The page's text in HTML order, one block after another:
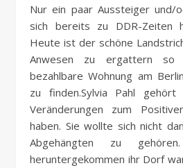
Nur ein paar Aussteiger und/
sich bereits zu DDR-Zeiten
Heute ist der schöne
Anwesen zu ergattern so
bezahlbare Wohnung am
zu finden.Sylvia Pahl
Veränderungen zum
haben. Sie wollte sich nicht
Abgehängten zu
heruntergekommen ihr Dorf